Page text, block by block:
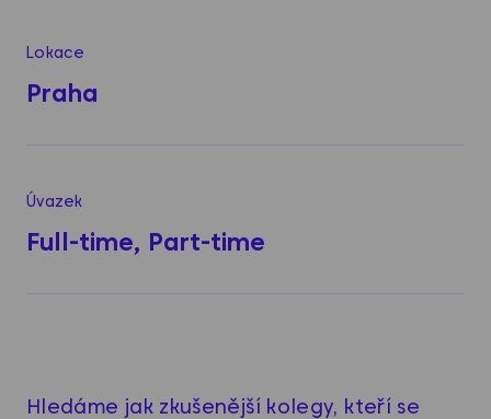
Lokace
Praha
Úvazek
Full-time, Part-time
Hledáme jak zkušenější kolegy, kteří se